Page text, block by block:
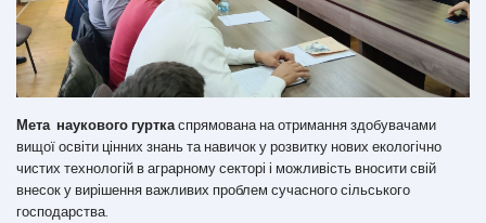
Мета наукового гурткаспрямована на отримання здобувачами
вищої освіти цінних знань та навичок у розвитку нових екологічно
чистих технологій в аграрному секторі і можливість вносити свій
внесок у вирішення важливих проблем сучасного сільського
господарства.